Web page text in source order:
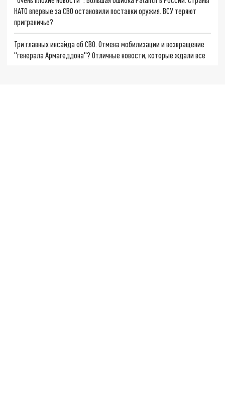
НАТО впервые за СВО остановили поставки оружия. ВСУ теряют
приграничье?
Три главных инсайда об СВО. Отмена мобилизации и возвращение
"генерала Армагеддона"? Отличные новости, которые ждали все